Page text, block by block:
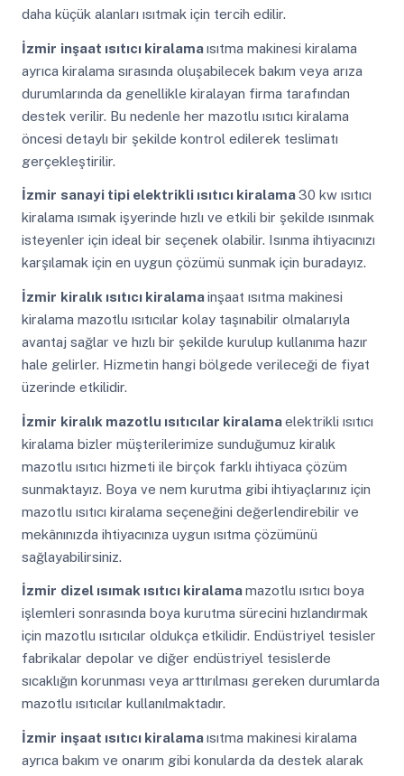
daha küçük alanları ısıtmak için tercih edilir.
İzmir inşaat ısıtıcı kiralamaısıtma makinesi kiralama
ayrıca kiralama sırasında oluşabilecek bakım veya arıza
durumlarında da genellikle kiralayan firma tarafından
destek verilir. Bu nedenle her mazotlu ısıtıcı kiralama
öncesi detaylı bir şekilde kontrol edilerek teslimatı
gerçekleştirilir.
İzmir sanayi tipi elektrikli ısıtıcı kiralama30 kw ısıtıcı
kiralama ısımak işyerinde hızlı ve etkili bir şekilde ısınmak
isteyenler için ideal bir seçenek olabilir. Isınma ihtiyacınızı
karşılamak için en uygun çözümü sunmak için buradayız.
İzmir kiralık ısıtıcı kiralamainşaat ısıtma makinesi
kiralama mazotlu ısıtıcılar kolay taşınabilir olmalarıyla
avantaj sağlar ve hızlı bir şekilde kurulup kullanıma hazır
hale gelirler. Hizmetin hangi bölgede verileceği de fiyat
üzerinde etkilidir.
İzmir kiralık mazotlu ısıtıcılar kiralamaelektrikli ısıtıcı
kiralama bizler müşterilerimize sunduğumuz kiralık
mazotlu ısıtıcı hizmeti ile birçok farklı ihtiyaca çözüm
sunmaktayız. Boya ve nem kurutma gibi ihtiyaçlarınız için
mazotlu ısıtıcı kiralama seçeneğini değerlendirebilir ve
mekânınızda ihtiyacınıza uygun ısıtma çözümünü
sağlayabilirsiniz.
İzmir dizel ısımak ısıtıcı kiralamamazotlu ısıtıcı boya
işlemleri sonrasında boya kurutma sürecini hızlandırmak
için mazotlu ısıtıcılar oldukça etkilidir. Endüstriyel tesisler
fabrikalar depolar ve diğer endüstriyel tesislerde
sıcaklığın korunması veya arttırılması gereken durumlarda
mazotlu ısıtıcılar kullanılmaktadır.
İzmir inşaat ısıtıcı kiralamaısıtma makinesi kiralama
ayrıca bakım ve onarım gibi konularda da destek alarak